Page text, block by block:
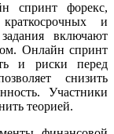
спринт форекс,
и
включают
Онлайн спринт
и риски перед
снизить
Участники
теорией.